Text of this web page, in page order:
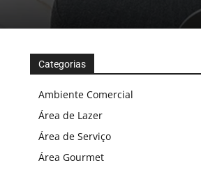
Categorias
Ambiente Comercial
Área de Lazer
Área de Serviço
Área Gourmet